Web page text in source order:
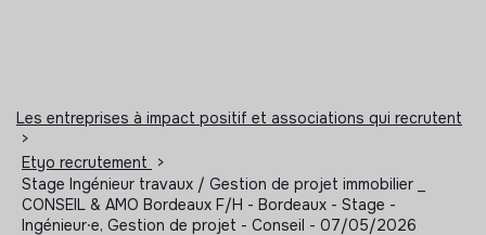
Les entreprises à impact positif et associations qui recrutent
>
Etyo recrutement
>
Stage Ingénieur travaux / Gestion de projet immobilier _
CONSEIL & AMO Bordeaux F/H - Bordeaux - Stage -
Ingénieur⸱e, Gestion de projet - Conseil - 07/05/2026